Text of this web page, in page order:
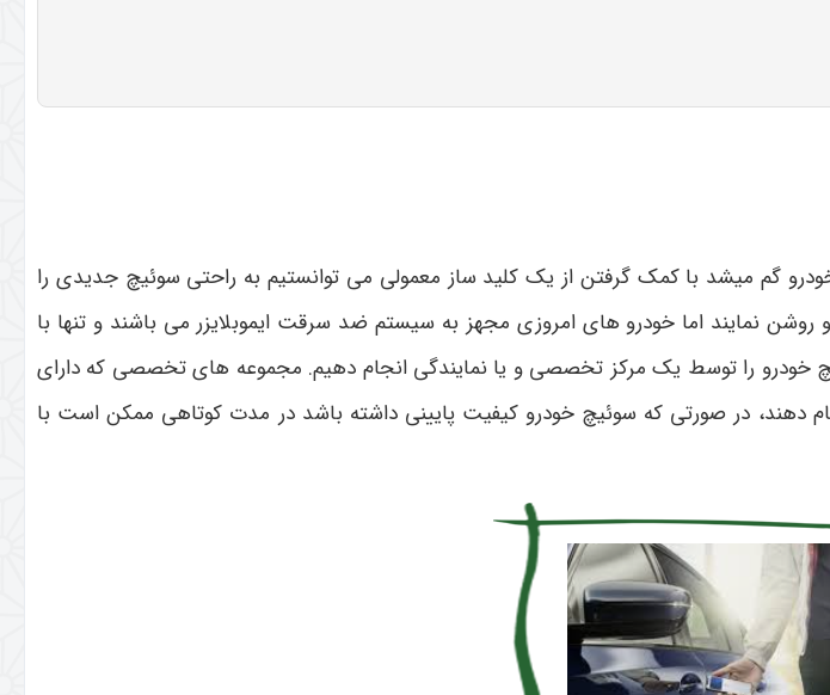
گم میشد با کمک گرفتن از یک کلید ساز معمولی می توانستیم به راحتی سوئیچ جدیدی را
نمایند اما خودرو های امروزی مجهز به سیستم ضد سرقت ایموبلایزر می باشند و تنها با
را توسط یک مرکز تخصصی و یا نمایندگی انجام دهیم. مجموعه های تخصصی که دارای
دهند، در صورتی که سوئیچ خودرو کیفیت پایینی داشته باشد در مدت کوتاهی ممکن است با